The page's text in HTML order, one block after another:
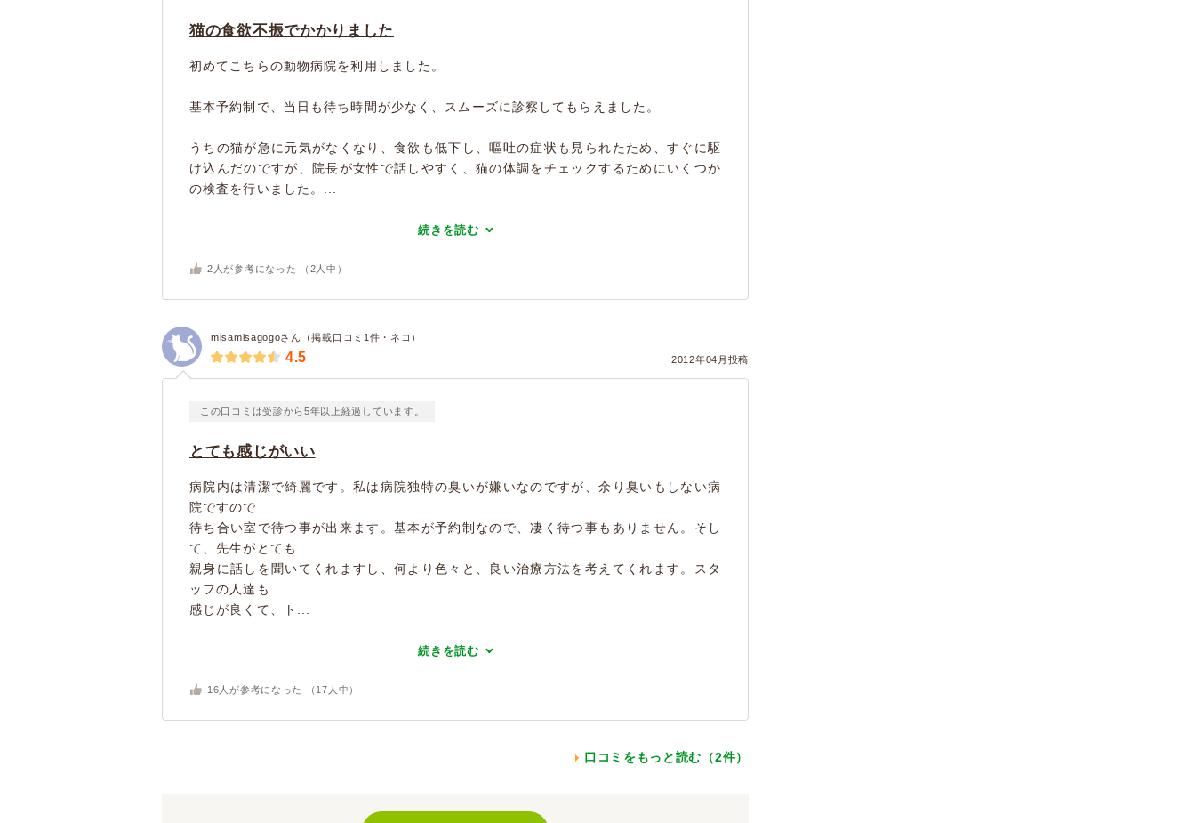
猫の食欲不振でかかりました
初めてこちらの動物病院を利用しました。
基本予約制で、当日も待ち時間が少なく、スムーズに診察してもらえました。
うちの猫が急に元気がなくなり、食欲も低下し、嘔吐の症状も見られたため、すぐに駆
け込んだのですが、院長が女性で話しやすく、猫の体調をチェックするためにいくつか
の検査を行いました。...
続きを読む
2 人が参考になった （ 2 人中）
misamisagogoさん（掲載口コミ1件・ネコ）
2012年04月投稿
4.5
この口コミは受診から5年以上経過しています。
とても感じがいい
病院内は清潔で綺麗です。私は病院独特の臭いが嫌いなのですが、余り臭いもしない病
院ですので
待ち合い室で待つ事が出来ます。基本が予約制なので、凄く待つ事もありません。そし
て、先生がとても
親身に話しを聞いてくれますし、何より色々と、良い治療方法を考えてくれます。スタ
ッフの人達も
感じが良くて、ト...
続きを読む
16 人が参考になった （ 17 人中）
口コミをもっと読む（2件）